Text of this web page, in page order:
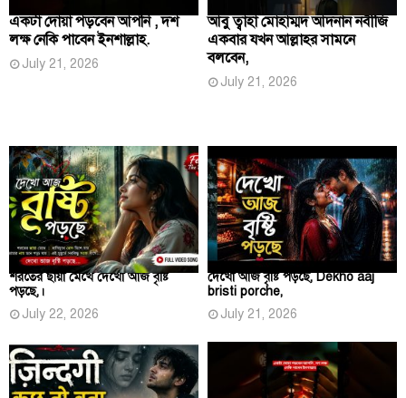
একটা দোয়া পড়বেন আপনি , দশ
লক্ষ নেকি পাবেন ইনশাল্লাহ.
July 21, 2026
আবু ত্বাহা মোহাম্মদ আদনান নবীজি
একবার যখন আল্লাহর সামনে
বলবেন,
July 21, 2026
শরতের ছায়া মেখে দেখো আজ বৃষ্টি
পড়ছে,।
July 22, 2026
দেখো আজ বৃষ্টি পড়ছে, Dekho aaj
bristi porche,
July 21, 2026